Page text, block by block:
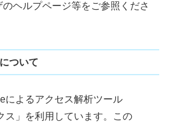
ヘルプページ等をご参照くださ
ついて
によるアクセス解析ツール
ス」を利用しています。この